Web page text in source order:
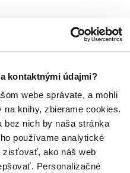
kontaktnými údajmi?
webe správate, a mohli
knihy, zbierame cookies.
bez nich by naša stránka
používame analytické
zisťovať, ako náš web
Personalizačné